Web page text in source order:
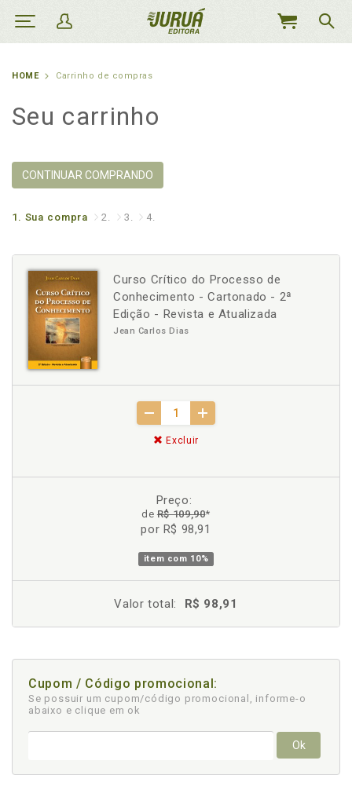
MEU
HOME Carrinho de compras
Seu carrinho
CONTINUAR COMPRANDO
1. Sua compra 2. 3. 4.
Curso Crítico do Processo de
Conhecimento - Cartonado - 2ª
Edição - Revista e Atualizada
Jean Carlos Dias
Excluir
Preço:
deR$ 109,90*
por R$ 98,91
item com 10%
Valor total: R$ 98,91
Cupom / Código promocional:
Se possuir um cupom/código promocional, informe-o
abaixo e clique em ok
Ok